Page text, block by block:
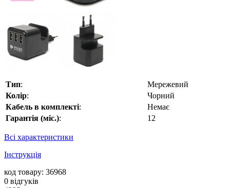
Тип:
Мережевий
Колір:
Чорний
Кабель в комплекті:
Немає
Гарантія (міс.): 12
Всі характеристики
Інструкція
код товару: 36968
0 відгуків